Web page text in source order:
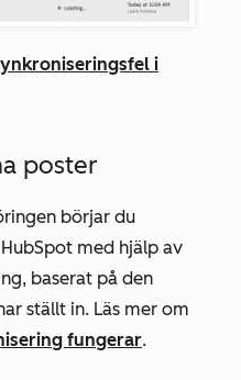
i
poster
börjar du
med hjälp av
baserat på den
ställt in. Läs mer om
fungerar.